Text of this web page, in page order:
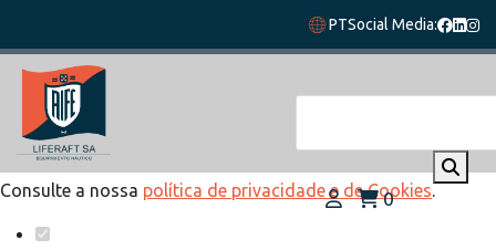
Defina as suas preferências de cookies
para este website.
Este website utiliza cookies estritamente necessários,
analíticos e funcionais, para lhe oferecer uma boa experiência
de navegação e acesso a todas as funcionalidades.
Consulte a nossa política de privacidade e de Cookies.
PTSocial Media:
0